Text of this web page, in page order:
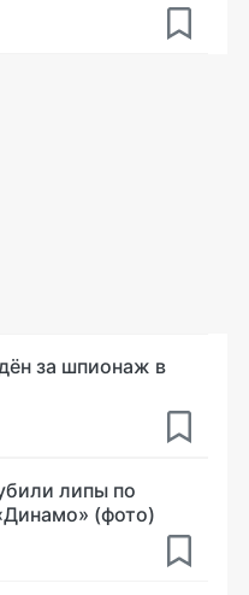
за шпионаж в
липы по
(фото)